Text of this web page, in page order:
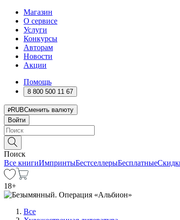
Магазин
О сервисе
Услуги
Конкурсы
Авторам
Новости
Акции
Помощь
8 800 500 11 67
RUBСменить валюту
Войти
Поиск
Все книгиИмпринтыБестселлерыБесплатные
18+
Все